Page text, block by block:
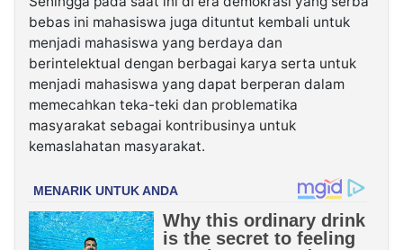
bebas ini mahasiswa juga dituntut kembali untuk
menjadi mahasiswa yang berdaya dan
berintelektual dengan berbagai karya serta untuk
menjadi mahasiswa yang dapat berperan dalam
memecahkan teka-teki dan problematika
masyarakat sebagai kontribusinya untuk
kemaslahatan masyarakat.